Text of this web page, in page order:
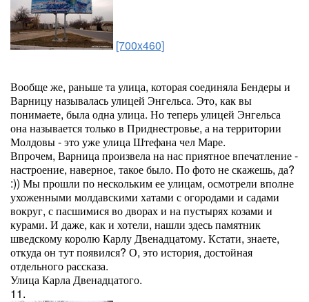
[700x460]
Вообще же, раньше та улица, которая соединяла Бендеры и
Варницу называлась улицей Энгельса. Это, как вы
понимаете, была одна улица. Но теперь улицей Энгельса
она называется только в Приднестровье, а на территории
Молдовы - это уже улица Штефана чел Маре.
Впрочем, Варница произвела на нас приятное впечатление -
настроение, наверное, такое было. По фото не скажешь, да?
:)) Мы прошли по нескольким ее улицам, осмотрели вполне
ухоженными молдавскими хатами с огородами и садами
вокруг, с пасшимися во дворах и на пустырях козами и
курами. И даже, как и хотели, нашли здесь памятник
шведскому королю Карлу Двенадцатому. Кстати, знаете,
откуда он тут появился? О, это история, достойная
отдельного рассказа.
Улица Карла Двенадцатого.
11.